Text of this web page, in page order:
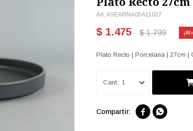
ASEARNA05A11027
$ 1.475 $ 1.799
Plato Recto | Porcelana | 27cm |
1
 